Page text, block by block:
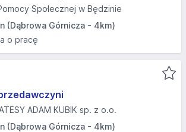
Społecznej w Będzinie
(Dąbrowa Górnicza - 4km)
o pracę
ADAM KUBIK sp. z o.o.
(Dąbrowa Górnicza - 4km)